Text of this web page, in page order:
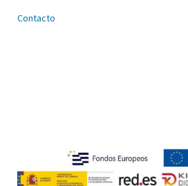
Contacto